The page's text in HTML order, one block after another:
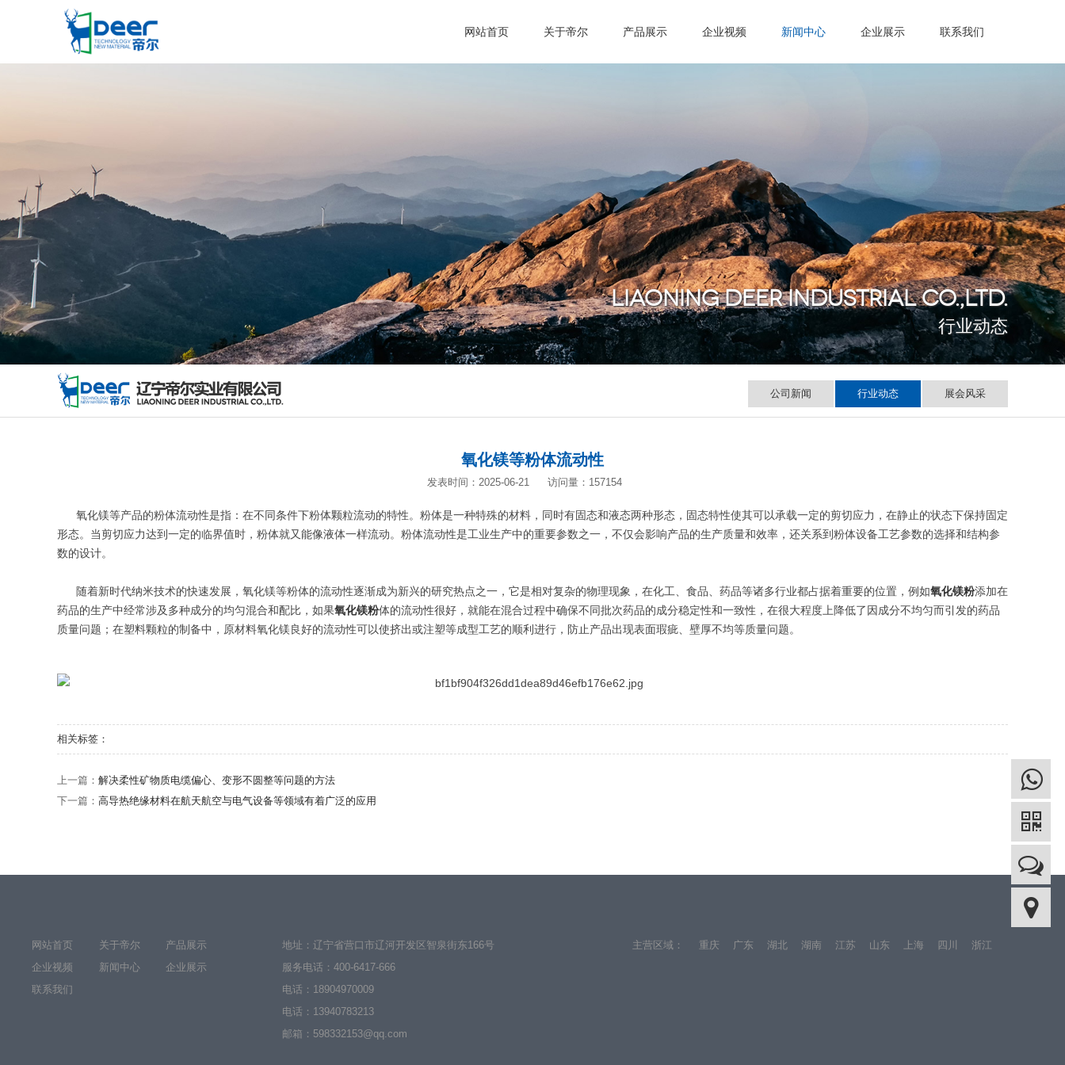
网站首页 关于帝尔 产品展示 企业视频 新闻中心 企业展示 联系我们
LIAONING DEER INDUSTRIAL CO.,LTD.
行业动态
公司新闻 行业动态 展会风采
氧化镁等粉体流动性
发表时间：2025-06-21 访问量：157154
氧化镁等产品的粉体流动性是指：在不同条件下粉体颗粒流动的特性。粉体是一种特殊的材料，同时有固态和液态两种形态，固态特性使其可以承载一定的剪切应力，在静止的状态下保持固定
形态。当剪切应力达到一定的临界值时，粉体就又能像液体一样流动。粉体流动性是工业生产中的重要参数之一，不仅会影响产品的生产质量和效率，还关系到粉体设备工艺参数的选择和结构参
数的设计。
随着新时代纳米技术的快速发展，氧化镁等粉体的流动性逐渐成为新兴的研究热点之一，它是相对复杂的物理现象，在化工、食品、药品等诸多行业都占据着重要的位置，例如氧化镁粉添加在
药品的生产中经常涉及多种成分的均匀混合和配比，如果氧化镁粉体的流动性很好，就能在混合过程中确保不同批次药品的成分稳定性和一致性，在很大程度上降低了因成分不均匀而引发的药品
质量问题；在塑料颗粒的制备中，原材料氧化镁良好的流动性可以使挤出或注塑等成型工艺的顺利进行，防止产品出现表面瑕疵、壁厚不均等质量问题。
相关标签：
上一篇： 解决柔性矿物质电缆偏心、变形不圆整等问题的方法
下一篇： 高导热绝缘材料在航天航空与电气设备等领域有着广泛的应用
网站首页 关于帝尔
产品展示
企业视频
新闻中心
企业展示
联系我们
地址：辽宁省营口市辽河开发区智泉街东166号
服务电话：400-6417-666
电话： 18904970009
电话： 13940783213
邮箱：598332153@qq.com
主营区域： 重庆 广东 湖北 湖南 江苏 山东 上海 四川 浙江